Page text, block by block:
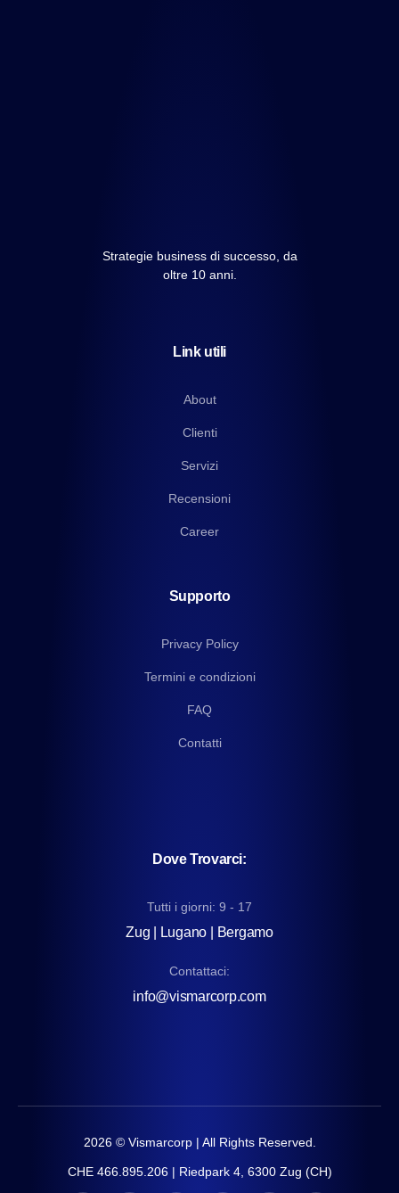
Strategie business di successo, da
oltre 10 anni.
Link utili
About
Clienti
Servizi
Recensioni
Career
Supporto
Privacy Policy
Termini e condizioni
FAQ
Contatti
Dove Trovarci:
Tutti i giorni: 9 - 17
Zug | Lugano | Bergamo
Contattaci:
info@vismarcorp.com
2026© Vismarcorp | All Rights Reserved.
CHE 466.895.206 | Riedpark 4, 6300 Zug (CH)